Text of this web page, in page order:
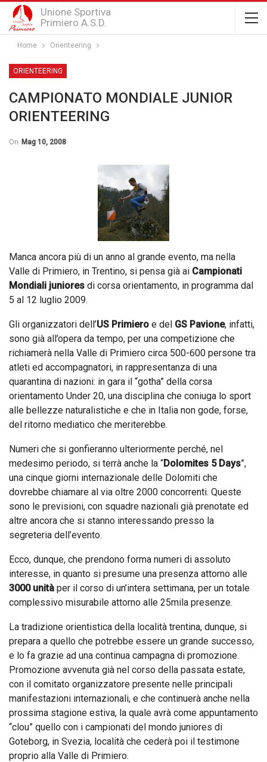
Unione Sportiva
Primiero A.S.D.
Home Orienteering
ORIENTEERING
CAMPIONATO MONDIALE JUNIOR
ORIENTEERING
On Mag 10, 2008
Manca ancora più di un anno al grande evento, ma nella
Valle di Primiero, in Trentino, si pensa già ai Campionati
Mondiali juniores di corsa orientamento, in programma dal
5 al 12 luglio 2009.
Gli organizzatori dell’US Primiero e del GS Pavione, infatti,
sono già all’opera da tempo, per una competizione che
richiamerà nella Valle di Primiero circa 500-600 persone tra
atleti ed accompagnatori, in rappresentanza di una
quarantina di nazioni: in gara il “gotha” della corsa
orientamento Under 20, una disciplina che coniuga lo sport
alle bellezze naturalistiche e che in Italia non gode, forse,
del ritorno mediatico che meriterebbe.
Numeri che si gonfieranno ulteriormente perché, nel
medesimo periodo, si terrà anche la “Dolomites 5 Days”,
una cinque giorni internazionale delle Dolomiti che
dovrebbe chiamare al via oltre 2000 concorrenti. Queste
sono le previsioni, con squadre nazionali già prenotate ed
altre ancora che si stanno interessando presso la
segreteria dell’evento.
Ecco, dunque, che prendono forma numeri di assoluto
interesse, in quanto si presume una presenza attorno alle
3000 unità per il corso di un’intera settimana, per un totale
complessivo misurabile attorno alle 25mila presenze.
La tradizione orientistica della località trentina, dunque, si
prepara a quello che potrebbe essere un grande successo,
e lo fa grazie ad una continua campagna di promozione.
Promozione avvenuta già nel corso della passata estate,
con il comitato organizzatore presente nelle principali
manifestazioni internazionali, e che continuerà anche nella
prossima stagione estiva, la quale avrà come appuntamento
“clou” quello con i campionati del mondo juniores di
Goteborg, in Svezia, località che cederà poi il testimone
proprio alla Valle di Primiero.